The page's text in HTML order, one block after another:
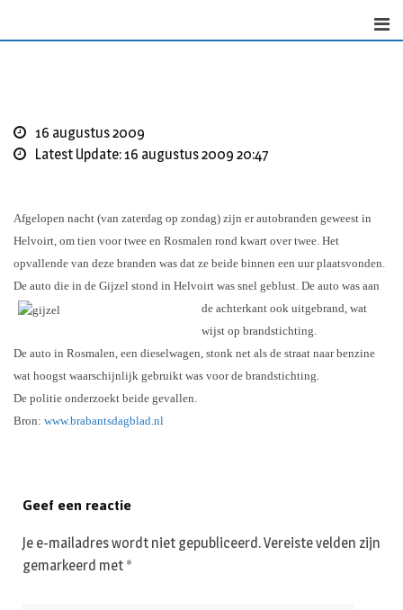
16 augustus 2009
Latest Update: 16 augustus 2009 20:47
Afgelopen nacht (van zaterdag op zondag) zijn er autobranden geweest in
Helvoirt, om tien voor twee en Rosmalen rond kwart over twee. Het
opvallende van deze branden was dat ze beide binnen een uur plaatsvonden.
De auto die in de Gijzel stond in Helvoirt was snel geblust. De auto was aan
de achterkant ook uitgebrand, wat
wijst op brandstichting.
De auto in Rosmalen, een dieselwagen, stonk net als de straat naar benzine
wat hoogst waarschijnlijk gebruikt was voor de brandstichting.
De politie onderzoekt beide gevallen.
Bron: www.brabantsdagblad.nl
Geef een reactie
Je e-mailadres wordt niet gepubliceerd.Vereiste velden zijn
gemarkeerd met *